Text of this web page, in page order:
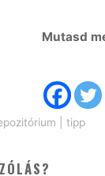
Mutasd
|tipp